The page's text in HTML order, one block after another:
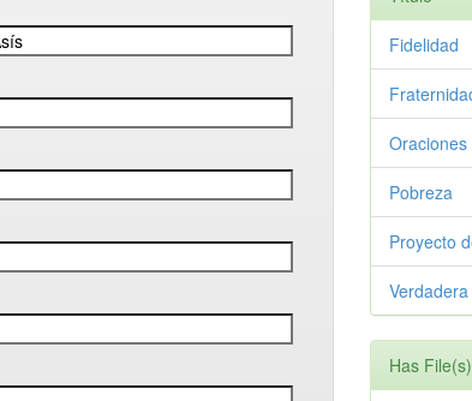
Fidelidad
Oraciones
Pobreza
Proyecto
Has File(s)